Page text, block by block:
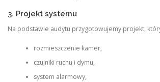
3. Projekt systemu
Na podstawie audytu przygotowujemy projekt,
rozmieszczenie kamer,
czujniki ruchu i dymu,
system alarmowy,